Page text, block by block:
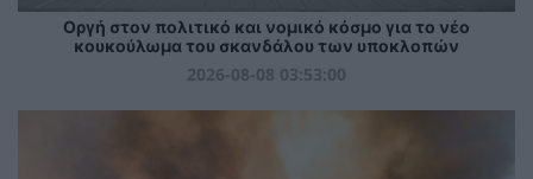
Οργή στον πολιτικό και νομικό κόσμο για το νέο
κουκούλωμα του σκανδάλου των υποκλοπών
2026-08-08 03:53:00